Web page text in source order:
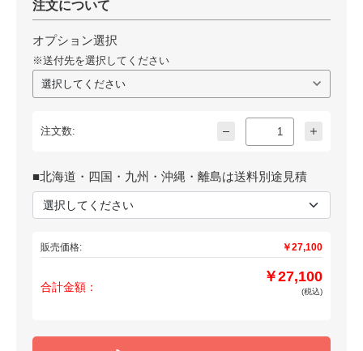
注文について
オプション選択
※送付先を選択してください
注文数:
■北海道・四国・九州・沖縄・離島は送料別途見積
販売価格: ￥27,100
合計金額：
￥27,100
(税込)